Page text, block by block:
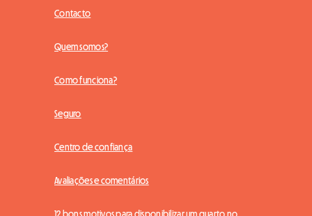
Contacto
Quem somos?
Como funciona?
Seguro
Centro de confiança
Avaliações e comentários